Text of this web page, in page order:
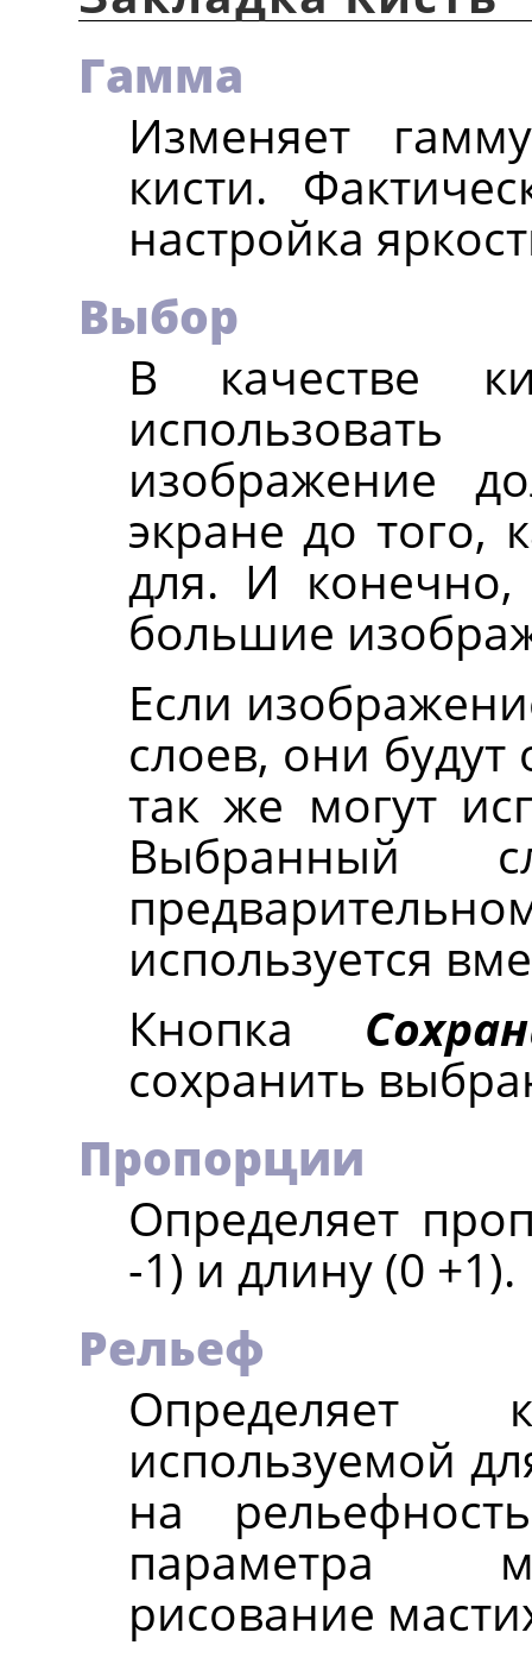
Гамма
Изменяет
кисти.
настройка
Выбор
В качестве
изображение
экране до того,
для. И конечно,
большие
Если
слоев, они будут
так же могут
Выбранный
используется
Кнопка
сохранить
Пропорции
Определяет
-1) и длину (0 +1).
Рельеф
Определяет
используемой
на
параметра
рисование